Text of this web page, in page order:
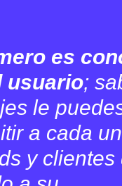
es
usuario;
le
a cada
y clientes